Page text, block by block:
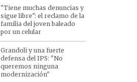
"Tiene muchas denuncias y
sigue libre": el reclamo de la
familia del joven baleado
por un celular
Grandoli y una fuerte
defensa del IPS: "No
queremos ninguna
modernización"